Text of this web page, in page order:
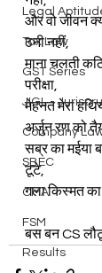
Legal
Tax Law
GST Series
JIGL -
Company
SBEC
CMA
FSM
Results
और वो जीवन
ठनी नहीं,
माना चलती
परीक्षा,
मेहनत मेरा
अर्जुन रण को
सब्र का मईया
टूटे,
गला किस्मत का
बस बन CS